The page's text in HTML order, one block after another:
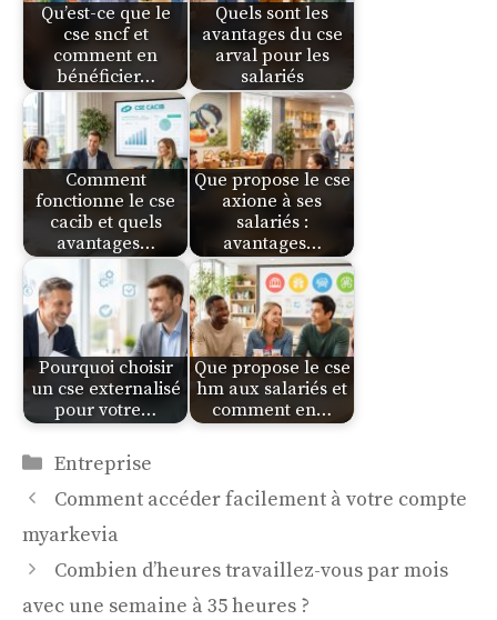
Qu’est-ce que le
cse sncf et
comment en
bénéficier…
Quels sont les
avantages du cse
arval pour les
salariés
Comment
fonctionne le cse
cacib et quels
avantages…
Que propose le cse
axione à ses
salariés :
avantages…
Pourquoi choisir
un cse externalisé
pour votre…
Que propose le cse
hm aux salariés et
comment en…
Catégories
Entreprise
Comment accéder facilement à votre compte
myarkevia
Combien d’heures travaillez-vous par mois
avec une semaine à 35 heures ?